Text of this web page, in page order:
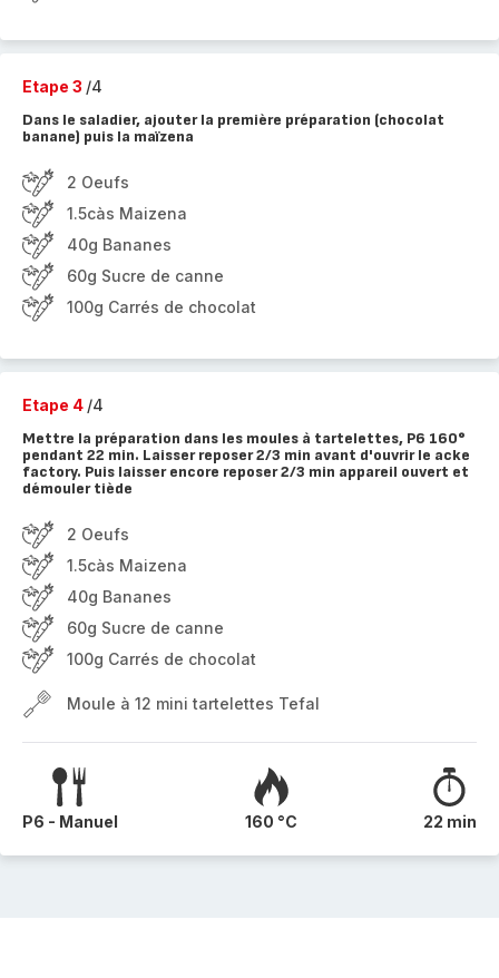
Etape 3 /4
Dans le saladier, ajouter la première préparation (chocolat
banane) puis la maïzena
2 Oeufs
1.5càs Maizena
40g Bananes
60g Sucre de canne
100g Carrés de chocolat
Etape 4 /4
Mettre la préparation dans les moules à tartelettes, P6 160°
pendant 22 min. Laisser reposer 2/3 min avant d'ouvrir le acke
factory. Puis laisser encore reposer 2/3 min appareil ouvert et
démouler tiède
2 Oeufs
1.5càs Maizena
40g Bananes
60g Sucre de canne
100g Carrés de chocolat
Moule à 12 mini tartelettes Tefal
P6 - Manuel 160 °C 22 min